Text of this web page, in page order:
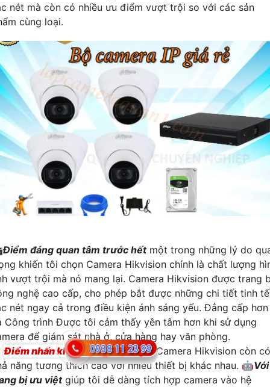
nét mà còn có nhiều ưu điểm vượt trội so với các sản
cùng loại.
Điểm đáng quan tâm trước hếtmột trong những lý do
khiến tôi chọn Camera Hikvision chính là chất lượng
vượt trội mà nó mang lại. Camera Hikvision được trang
nghệ cao cấp, cho phép bắt được những chi tiết tinh
nét ngay cả trong điều kiện ánh sáng yếu. Đẳng cấp hơn
Công trình Được tôi cảm thấy yên tâm hơn khi sử dụng
để giám sát nhà ở, cửa hàng hay văn phòng.
Điểm nhấn khác có thể đánh giáCamera Hikvision còn có
năng tương thích cao với nhiều thiết bị khác nhau. 🤖️Với
bị ưu việtgiúp tôi dễ dàng tích hợp camera vào hệ